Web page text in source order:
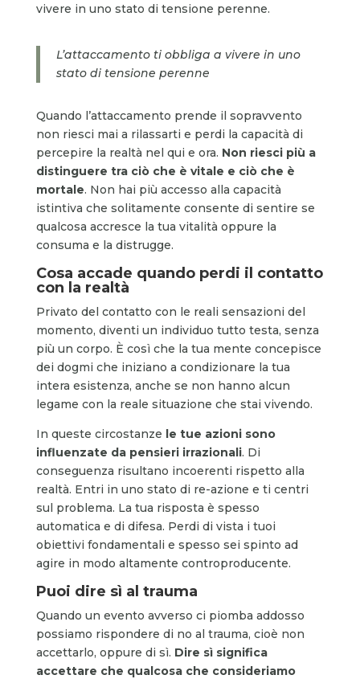
vivere in uno stato di tensione perenne.
L’attaccamento ti obbliga a vivere in uno
stato di tensione perenne
Quando l’attaccamento prende il sopravvento
non riesci mai a rilassarti e perdi la capacità di
percepire la realtà nel qui e ora. Non riesci più a
distinguere tra ciò che è vitale e ciò che è
mortale. Non hai più accesso alla capacità
istintiva che solitamente consente di sentire se
qualcosa accresce la tua vitalità oppure la
consuma e la distrugge.
Cosa accade quando perdi il contatto
con la realtà
Privato del contatto con le reali sensazioni del
momento, diventi un individuo tutto testa, senza
più un corpo. È così che la tua mente concepisce
dei dogmi che iniziano a condizionare la tua
intera esistenza, anche se non hanno alcun
legame con la reale situazione che stai vivendo.
In queste circostanze le tue azioni sono
influenzate da pensieri irrazionali. Di
conseguenza risultano incoerenti rispetto alla
realtà. Entri in uno stato di re-azione e ti centri
sul problema. La tua risposta è spesso
automatica e di difesa. Perdi di vista i tuoi
obiettivi fondamentali e spesso sei spinto ad
agire in modo altamente controproducente.
Puoi dire sì al trauma
Quando un evento avverso ci piomba addosso
possiamo rispondere di no al trauma, cioè non
accettarlo, oppure di sì. Dire sì significa
accettare che qualcosa che consideriamo